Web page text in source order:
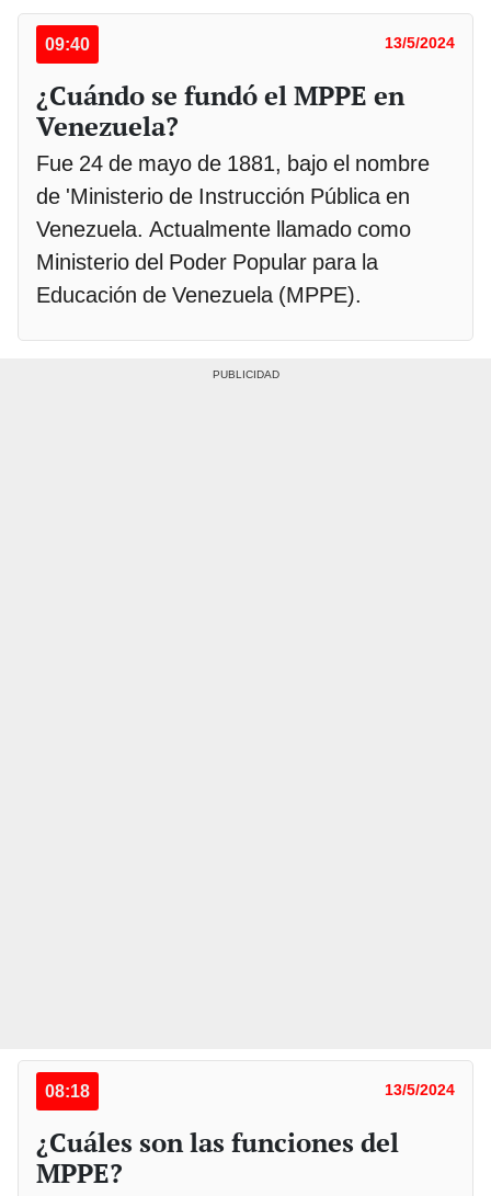
09:40 13/5/2024
¿Cuándo se fundó el MPPE en
Venezuela?
Fue 24 de mayo de 1881, bajo el nombre
de 'Ministerio de Instrucción Pública en
Venezuela. Actualmente llamado como
Ministerio del Poder Popular para la
Educación de Venezuela (MPPE).
08:18 13/5/2024
¿Cuáles son las funciones del
MPPE?